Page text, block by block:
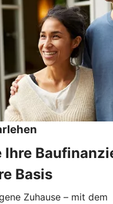
Ihre
Basis
Zuhause – mit dem